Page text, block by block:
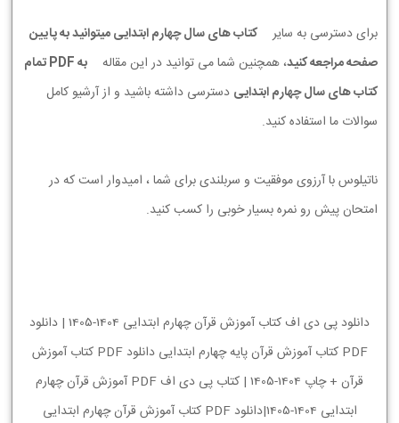
برای دسترسی به سایر
کتاب های سال چهارم ابتدایی میتوانید به پایین
صفحه مراجعه کنید، همچنین شما می توانید در این مقاله
به PDF تمام
کتاب های سال چهارم ابتدایی دسترسی داشته باشید و از آرشیو کامل
سوالات ما استفاده کنید.
ناتیلوس با آرزوی موفقیت و سربلندی برای شما ، امیدوار است که در
امتحان پیش رو نمره بسیار خوبی را کسب کنید.
دانلود پی دی اف کتاب آموزش قرآن چهارم ابتدایی 1404-1405 | دانلود
PDF کتاب آموزش قرآن پایه چهارم ابتدایی دانلود PDF کتاب آموزش
قرآن + چاپ 1404-1405 | کتاب پی دی اف PDF آموزش قرآن چهارم
ابتدایی 1404-1405|دانلود PDF کتاب آموزش قرآن چهارم ابتدایی